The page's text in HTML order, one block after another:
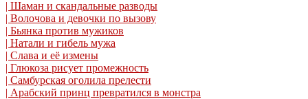
| Шаман и скандальные разводы
| Волочова и девочки по вызову
| Бьянка против мужиков
| Натали и гибель мужа
| Слава и её измены
| Глюкоза рисует промежность
| Самбурская оголила прелести
| Арабский принц превратился в монстра